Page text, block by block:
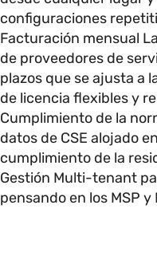
configuraciones
Facturación mensual
de proveedores de
plazos que se ajusta a
de licencia flexibles y
Cumplimiento de la
datos de CSE alojado
cumplimiento de la
Gestión Multi-tenant
pensando en los MSP y